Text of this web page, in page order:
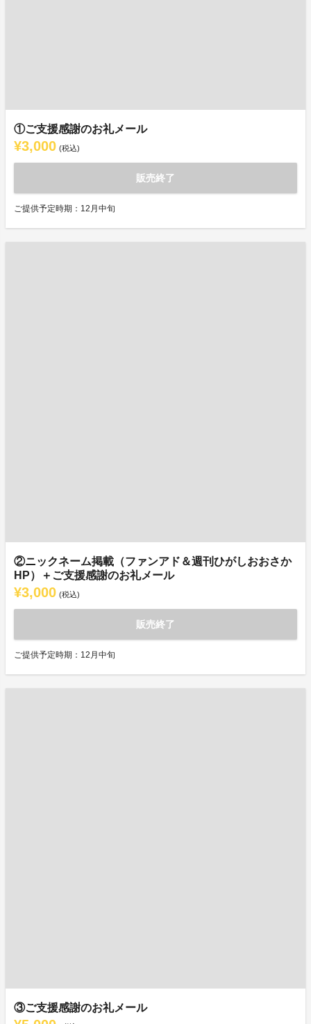
①ご支援感謝のお礼メール
¥3,000 (税込)
販売終了
ご提供予定時期：12月中旬
②ニックネーム掲載（ファンアド＆週刊ひがしおおさか
HP）＋ご支援感謝のお礼メール
¥3,000 (税込)
販売終了
ご提供予定時期：12月中旬
③ご支援感謝のお礼メール